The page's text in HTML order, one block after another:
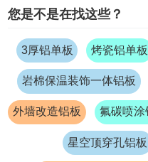
您是不是在找这些？
3厚铝单板 烤瓷铝单板
岩棉保温装饰一体铝板
外墙改造铝板 氟碳喷涂
星空顶穿孔铝板